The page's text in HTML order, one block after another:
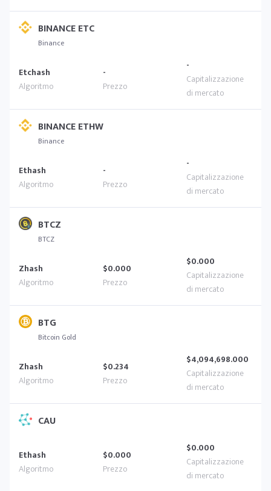
BINANCE ETC
Binance
Etchash - -
BINANCE ETHW
Binance
Ethash - -
BTCZ
BTCZ
Zhash $0.000 $0.000
BTG
Bitcoin Gold
Zhash $0.234 $4,094,698.000
CAU
Ethash $0.000 $0.000